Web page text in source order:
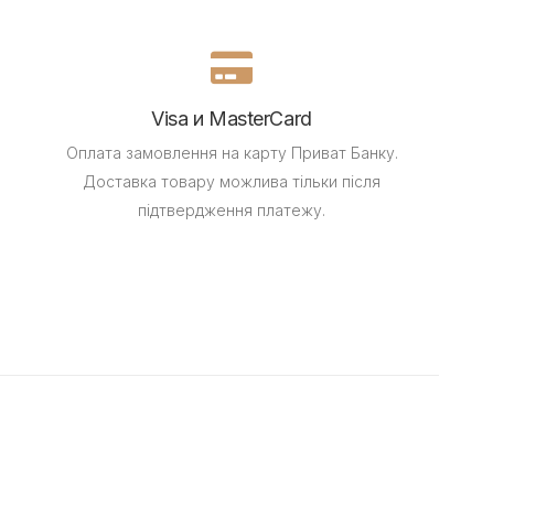
Visa и MasterCard
Оплата замовлення на карту Приват Банку.
Доставка товару можлива тільки після
підтвердження платежу.